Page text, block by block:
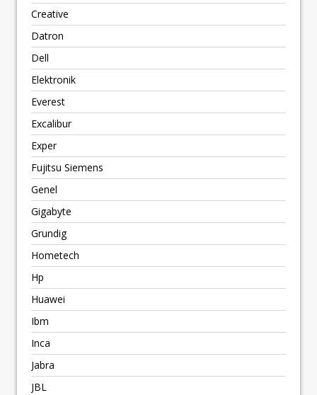
Creative
Datron
Dell
Elektronik
Everest
Excalibur
Exper
Fujitsu Siemens
Genel
Gigabyte
Grundig
Hometech
Hp
Huawei
Ibm
Inca
Jabra
JBL